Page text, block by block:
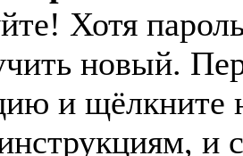
Хотя
новый.
и щёлкните
и